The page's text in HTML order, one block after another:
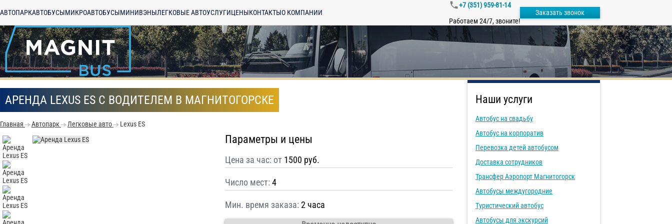
АВТОПАРКАВТОБУСЫМИКРОАВТОБУСЫМИНИВЭНЫЛЕГКОВЫЕ АВТОУСЛУГИЦЕНЫКОНТАКТЫО КОМПАНИИ
+7 (351) 959-81-14
Работаем 24/7, звоните!
Заказать звонок
АРЕНДА LEXUS ES С ВОДИТЕЛЕМ В МАГНИТОГОРСКЕ
Главная Автопарк Легковые авто Lexus ES
Параметры и цены
Цена за час: от 1500 руб.
Число мест: 4
Мин. время заказа: 2 часа
Наши услуги
Автобус на свадьбу
Автобус на корпоратив
Перевозка детей автобусом
Доставка сотрудников
Трансфер Аэропорт Магнитогорск
Автобусы междугородние
Туристический автобус
Автобусы для экскурсий
Политикой конфиденциальностиознакомлен(а), даю